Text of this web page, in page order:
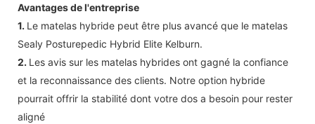
Avantages de l'entreprise
1. Le matelas hybride peut être plus avancé que le matelas
Sealy Posturepedic Hybrid Elite Kelburn.
2. Les avis sur les matelas hybrides ont gagné la confiance
et la reconnaissance des clients. Notre option hybride
pourrait offrir la stabilité dont votre dos a besoin pour rester
aligné